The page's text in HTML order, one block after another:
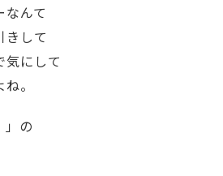
なんて
きして
気にして
。
」の